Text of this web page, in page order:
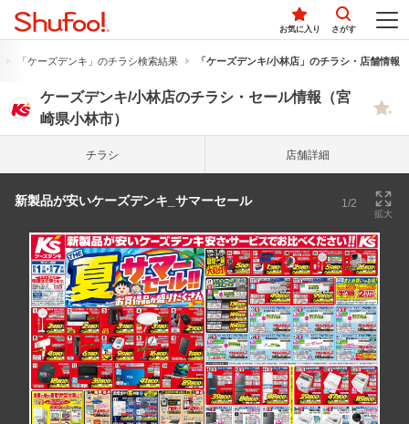
お気に入り さがす
「ケーズデンキ」のチラシ検索結果 「ケーズデンキ/小林店」のチラシ・店舗情報
ケーズデンキ/小林店のチラシ・セール情報（宮
崎県小林市）
チラシ 店舗詳細
新製品が安いケーズデンキ_サマーセール 1/2
拡大